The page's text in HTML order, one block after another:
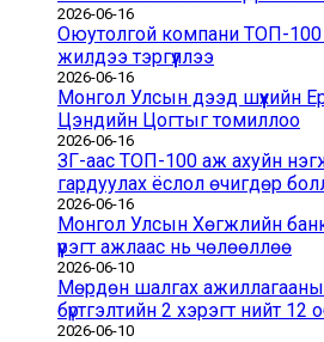
2026-06-16
Оюутолгой компани ТОП-100
жилдээ тэргүүллээ
2026-06-16
Монгол Улсын дээд шүүхийн
Цэндийн Цогтыг томиллоо
2026-06-16
ЗГ-аас ТОП-100 аж ахуйн
гардуулах ёслол өчигдөр
2026-06-16
Монгол Улсын Хөгжлийн
үүрэгт ажлаас нь чөлөөллөө
2026-06-10
Мөрдөн шалгах
бүртгэлтийн 2 хэрэгт нийт
2026-06-10